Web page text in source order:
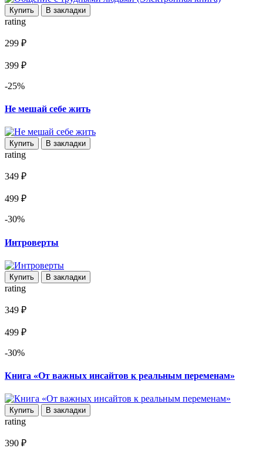
Купить В закладки
rating
299 ₽
399 ₽
-25%
Не мешай себе жить
Купить В закладки
rating
349 ₽
499 ₽
-30%
Интроверты
Купить В закладки
rating
349 ₽
499 ₽
-30%
Книга «От важных инсайтов к реальным переменам»
Купить В закладки
rating
390 ₽